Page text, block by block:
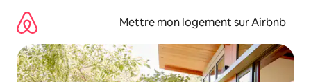
directement
contenu
Mettre mon logement sur Airbnb